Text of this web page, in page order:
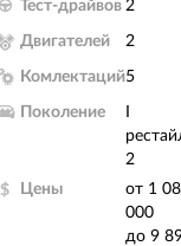
Тест-драйвов 2
Двигателей 2
Комлектаций5
Поколение
2
Цены
от 1
000
до 9